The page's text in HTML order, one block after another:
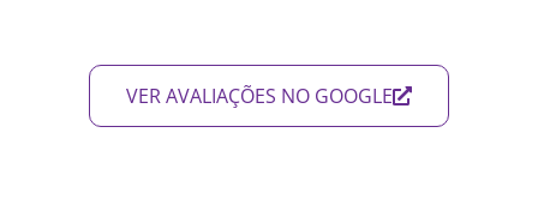
VER AVALIAÇÕES NO GOOGLE